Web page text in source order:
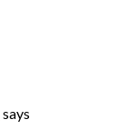
says